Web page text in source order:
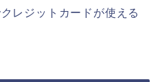
レジットカードが使える